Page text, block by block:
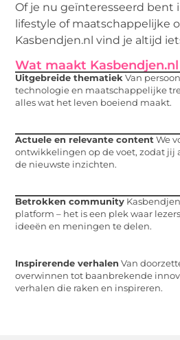
Of je nu geïnteresseerd bent
lifestyle of maatschappelijke
Kasbendjen.nl vind je altijd
Wat maakt
Uitgebreide thematiek Van
technologie en maatschappelijke
alles wat het leven boeiend maakt.
Actuele en relevante content We
ontwikkelingen op de voet, zodat
de nieuwste inzichten.
Betrokken community
platform – het is een plek waar
ideeën en meningen te delen.
Inspirerende verhalen Van
overwinnen tot baanbrekende
verhalen die raken en inspireren.